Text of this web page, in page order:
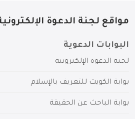
مواقع لجنة الدعوة
البوابات الدعوية
لجنة الدعوة الإلكترونية
بوابة الكويت للتعريف بالإسلام
بوابة الباحث عن الحقيقة